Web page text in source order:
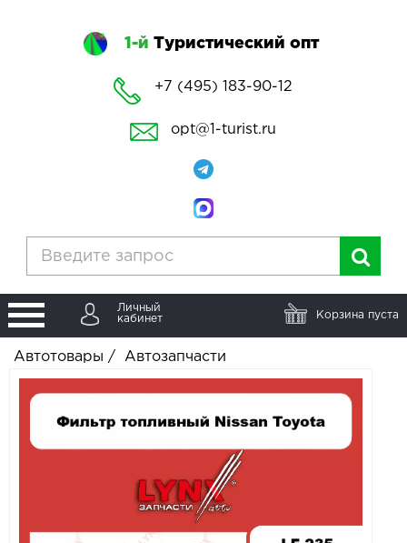
1-й Туристический опт
+7 (495) 183-90-12
opt@1-turist.ru
Личный
кабинет
Корзина пуста
Автотовары / Автозапчасти